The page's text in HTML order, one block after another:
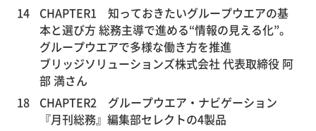
14
CHAPTER1 知っておきたいグループウエアの基
本と選び方 総務主導で進める“情報の見える化”。
グループウエアで多様な働き方を推進
ブリッジソリューションズ株式会社 代表取締役 阿
部 満さん
18
CHAPTER2 グループウエア・ナビゲーション
『月刊総務』編集部セレクトの4製品